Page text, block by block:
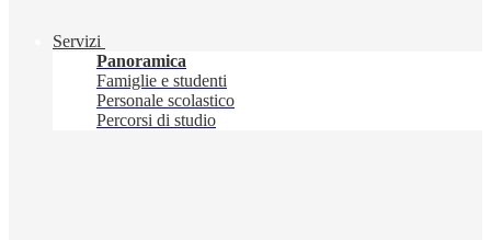
Servizi
Panoramica
Famiglie e studenti
Personale scolastico
Percorsi di studio